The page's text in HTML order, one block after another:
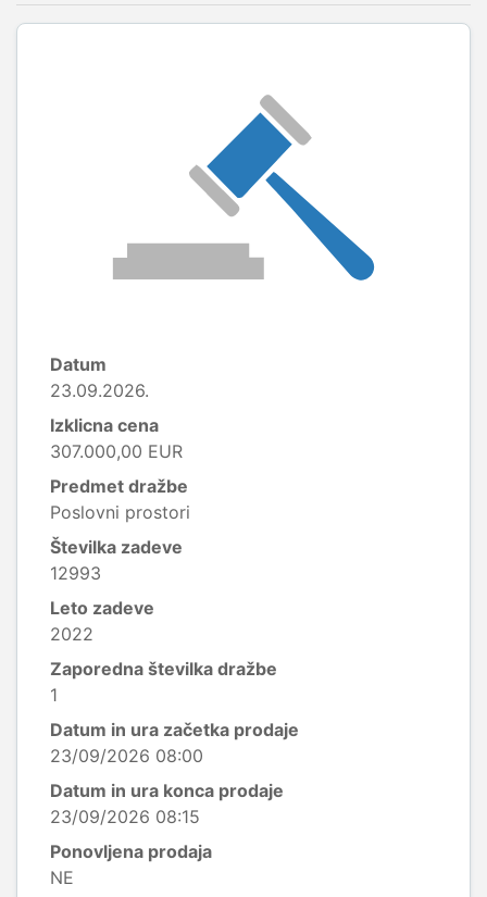
Datum
23.09.2026.
Izklicna cena
307.000,00 EUR
Predmet dražbe
Poslovni prostori
Številka zadeve
12993
Leto zadeve
2022
Zaporedna številka dražbe
1
Datum in ura začetka prodaje
23/09/2026 08:00
Datum in ura konca prodaje
23/09/2026 08:15
Ponovljena prodaja
NE